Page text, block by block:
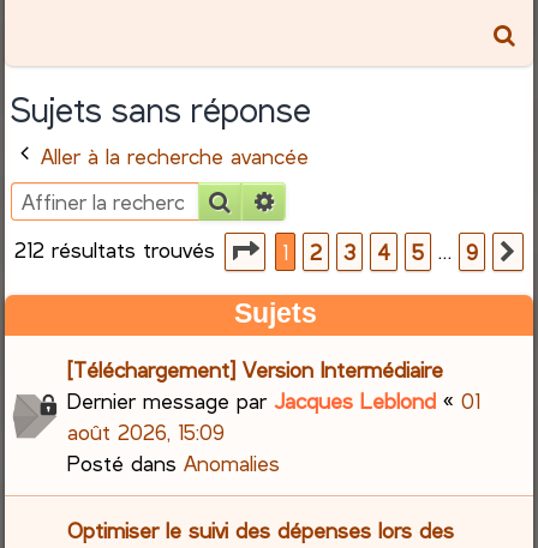
e
r
Sujets sans réponse
Aller à la recherche avancée
Rechercher
212 résultats trouvés
Page1sur
1 2 3 4 5 … 9
Sujets
[Téléchargement] Version Intermédiaire
Dernier message parJacques Leblond «01
août 2026, 15:09
Posté dansAnomalies
Optimiser le suivi des dépenses lors des